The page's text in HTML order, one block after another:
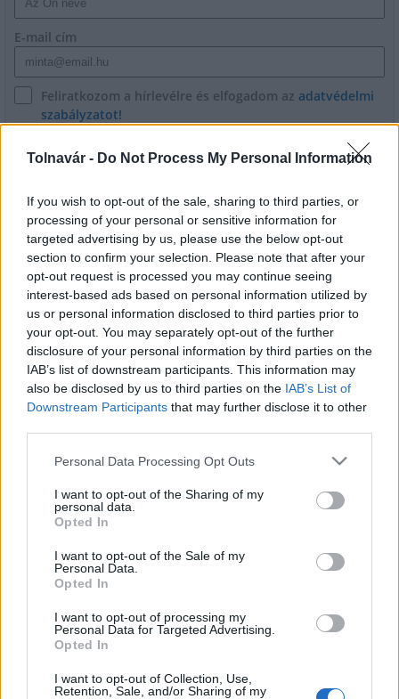
Tolnavár - Do Not Process My Personal Information
If you wish to opt-out of the sale, sharing to third parties, or
processing of your personal or sensitive information for
targeted advertising by us, please use the below opt-out
section to confirm your selection. Please note that after your
opt-out request is processed you may continue seeing
interest-based ads based on personal information utilized by
us or personal information disclosed to third parties prior to
your opt-out. You may separately opt-out of the further
disclosure of your personal information by third parties on the
IAB’s list of downstream participants. This information may
also be disclosed by us to third parties on the IAB’s List of
Downstream Participants that may further disclose it to other
Please note that this website/app uses one or more Google
not limited to your visit or usage behaviour. You may click to
grant or deny consent to Google and its third-party tags to
use your data for below specified purposes in below Google
consent section.
Personal Data Processing Opt Outs
I want to opt-out of the Sharing of my
personal data.
Opted In
I want to opt-out of the Sale of my
Personal Data.
Opted In
I want to opt-out of processing my
Personal Data for Targeted Advertising.
Opted In
I want to opt-out of Collection, Use,
Retention, Sale, and/or Sharing of my
E-mail cím
Feliratkozom a hírlevélre és elfogadom az adatvédelmi
szabályzatot!
FELIRATKOZÁS
LEGFRISSEBB
Országos hírek Duna hőség
Megérkezett az eső a Duna
vízgyűjtőjére
Országos hírek
KECSKEMÉTEN IS SZAKIRÁNYÚ
EGYETEM
Országos hírek
szúnyoginvázió elkerülésében
Országos hírek
Túlfogyasztás napja - július 30-ra
felhasználta az emberiség a Föld egész